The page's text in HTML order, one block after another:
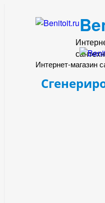
Интернет-магазин